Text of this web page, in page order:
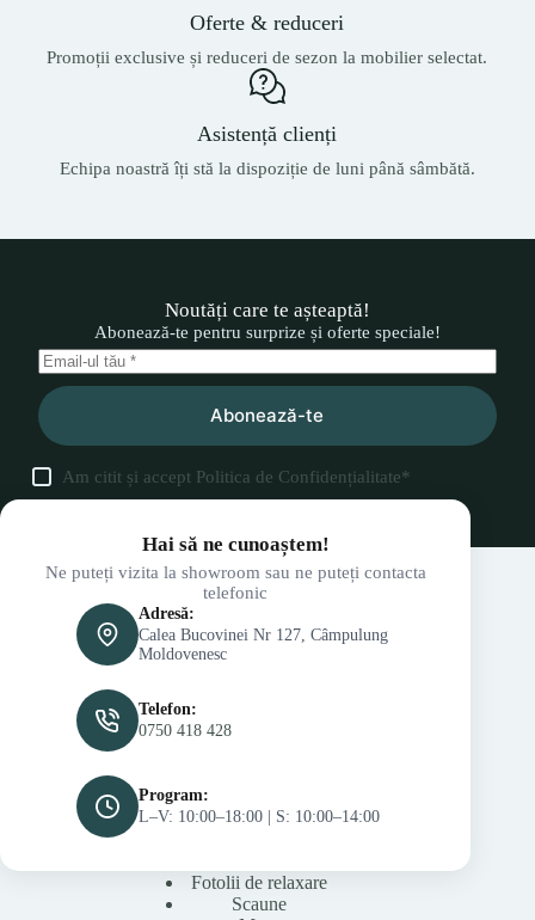
Oferte & reduceri
Promoții exclusive și reduceri de sezon la mobilier selectat.
Asistență clienți
Echipa noastră îți stă la dispoziție de luni până sâmbătă.
Noutăți care te așteaptă!
Abonează-te pentru surprize și oferte speciale!
Abonează-te
Am citit și accept Politica de Confidențialitate*
Hai să ne cunoaștem!
Ne puteți vizita la showroom sau ne puteți contacta
telefonic
Adresă:
Calea Bucovinei Nr 127, Câmpulung
Moldovenesc
Telefon:
0750 418 428
Program:
L–V: 10:00–18:00 | S: 10:00–14:00
Fotolii de relaxare
Scaune